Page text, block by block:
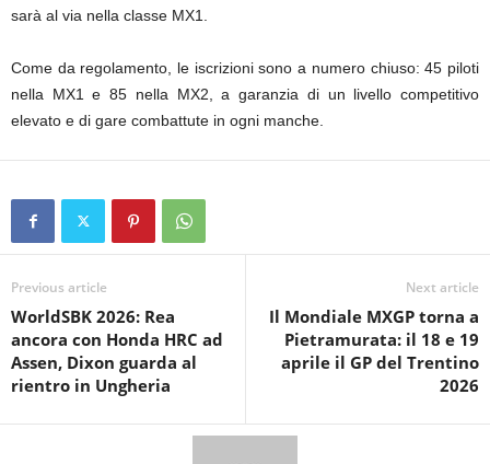
sarà al via nella classe MX1.
Come da regolamento, le iscrizioni sono a numero chiuso: 45 piloti
nella MX1 e 85 nella MX2, a garanzia di un livello competitivo
elevato e di gare combattute in ogni manche.
Previous article
WorldSBK 2026: Rea
ancora con Honda HRC ad
Assen, Dixon guarda al
rientro in Ungheria
Next article
Il Mondiale MXGP torna a
Pietramurata: il 18 e 19
aprile il GP del Trentino
2026